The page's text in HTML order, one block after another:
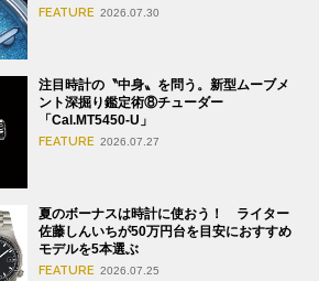
FEATURE 2026.07.30
注目時計の〝中身〟を問う。新型ムーブメ
ント深掘り鑑定術⑧チューダー
「Cal.MT5450-U」
FEATURE 2026.07.27
夏のボーナスは時計に使おう！ ライター
佐藤しんいちが50万円台を目安におすすめ
モデルを5本選ぶ
FEATURE 2026.07.25